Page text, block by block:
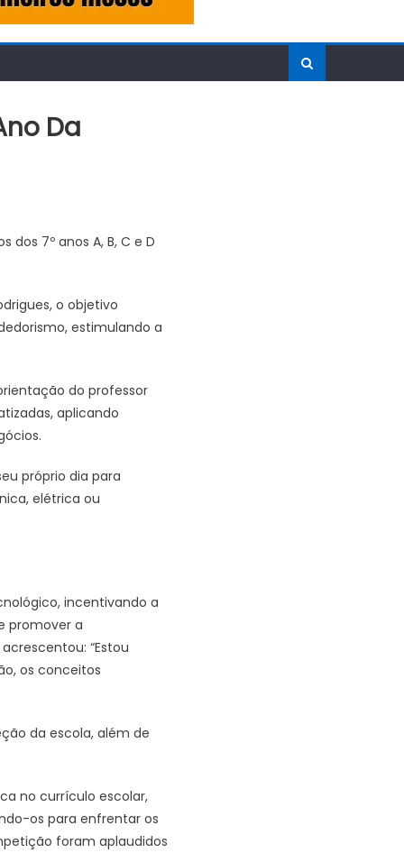
Da
7º anos A, B, C e D
o objetivo
estimulando a
do professor
aplicando
próprio dia para
elétrica ou
incentivando a
promover a
“Estou
os conceitos
da escola, além de
no currículo escolar,
os para enfrentar os
foram aplaudidos